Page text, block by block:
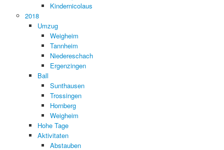
Kindernicolaus
2018
Umzug
Weigheim
Tannheim
Niedereschach
Ergenzingen
Ball
Sunthausen
Trossingen
Hornberg
Weigheim
Hohe Tage
Aktivitaten
Abstauben